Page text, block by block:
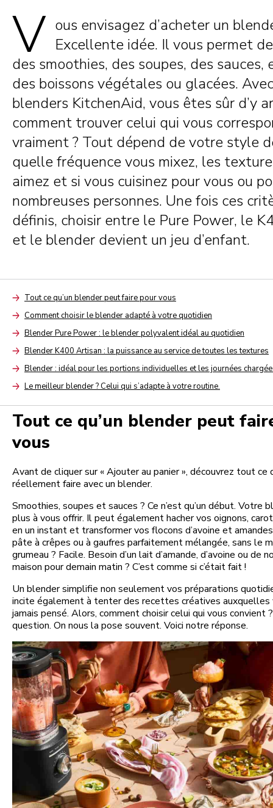
V ous envisagez d’acheter un
Excellente idée. Il vous permet
des smoothies, des soupes, des sauces,
des boissons végétales ou glacées.
blenders KitchenAid, vous êtes sûr d’y
comment trouver celui qui vous
vraiment ? Tout dépend de votre style
quelle fréquence vous mixez, les
aimez et si vous cuisinez pour vous ou
nombreuses personnes. Une fois ces
définis, choisir entre le Pure Power, le
et le blender devient un jeu d’enfant.
ArrowTout ce qu’un blender peut faire pour vous
ArrowComment choisir le blender adapté à votre quotidien
ArrowBlender Pure Power : le blender polyvalent idéal au quotidien
ArrowBlender K400 Artisan : la puissance au service de toutes les textures
ArrowBlender : idéal pour les portions individuelles et les journées
ArrowLe meilleur blender ? Celui qui s’adapte à votre routine.
Tout ce qu’un blender peut
vous
Avant de cliquer sur « Ajouter au panier », découvrez tout ce
réellement faire avec un blender.
Smoothies, soupes et sauces ? Ce n’est qu’un début. Votre
plus à vous offrir. Il peut également hacher vos oignons,
en un instant et transformer vos flocons d’avoine et
pâte à crêpes ou à gaufres parfaitement mélangée, sans le
grumeau ? Facile. Besoin d’un lait d’amande, d’avoine ou de
maison pour demain matin ? C’est comme si c’était fait !
Un blender simplifie non seulement vos préparations
incite également à tenter des recettes créatives auxquelles
jamais pensé. Alors, comment choisir celui qui vous convient
question. On nous la pose souvent. Voici notre réponse.